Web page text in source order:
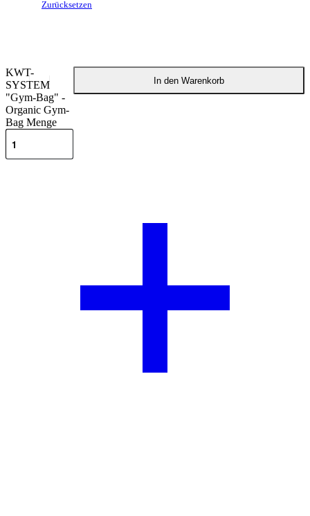
Zurücksetzen
KWT-
SYSTEM
"Gym-Bag" -
Organic Gym-
Bag Menge
In den Warenkorb
Beschreibung